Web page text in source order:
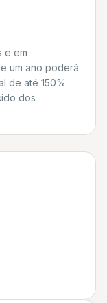
e em
um ano poderá
de até 150%
dos